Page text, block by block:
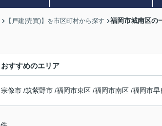
【戸建(売買)】を市区町村から探す 福岡市城南区の
おすすめのエリア
宗像市 /筑紫野市 /福岡市東区 /福岡市南区 /福岡市早